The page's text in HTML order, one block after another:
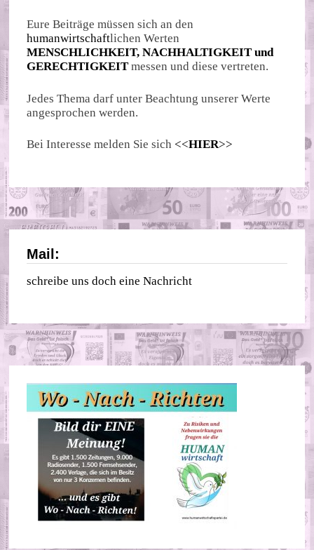
Eure Beiträge müssen sich an den
humanwirtschaftlichen Werten
MENSCHLICHKEIT, NACHHALTIGKEIT und
GERECHTIGKEIT messen und diese vertreten.
Jedes Thema darf unter Beachtung unserer Werte
angesprochen werden.
Bei Interesse melden Sie sich <<HIER>>
Mail:
schreibe uns doch eine Nachricht